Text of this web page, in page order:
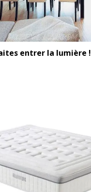
entrer la lumière !